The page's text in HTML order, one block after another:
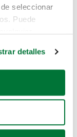
seleccionar
Puede
geográfica
activamente
(huellas
detalles